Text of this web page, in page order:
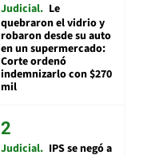
Judicial Le
quebraron el vidrio y
robaron desde su auto
en un supermercado:
Corte ordenó
indemnizarlo con $270
mil
Judicial IPS se negó a